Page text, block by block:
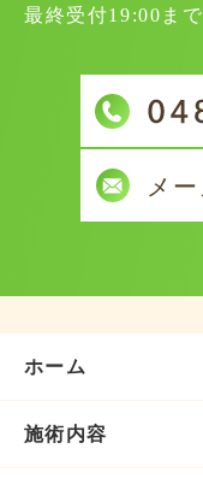
最終受付19:00まで
ホーム
施術内容